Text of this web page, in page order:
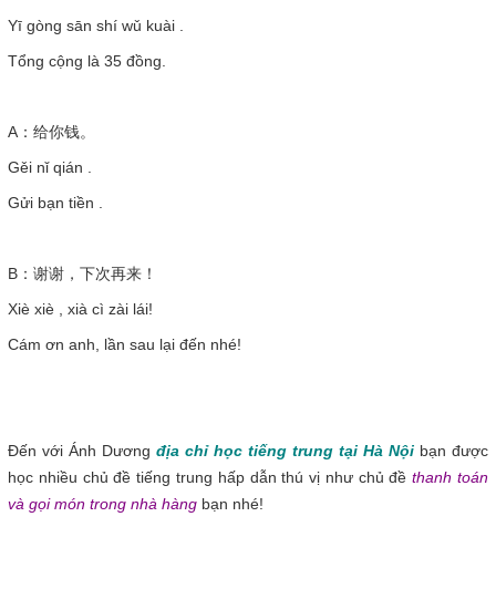
Yī gòng sān shí wǔ kuài .
Tổng cộng là 35 đồng.
A：给你钱。
Gěi nǐ qián .
Gửi bạn tiền .
B：谢谢，下次再来！
Xiè xiè , xià cì zài lái!
Cám ơn anh, lần sau lại đến nhé!
Đến với Ánh Dương địa chỉ học tiếng trung tại Hà Nội bạn được
học nhiều chủ đề tiếng trung hấp dẫn thú vị như chủ đề thanh toán
và gọi món trong nhà hàng bạn nhé!